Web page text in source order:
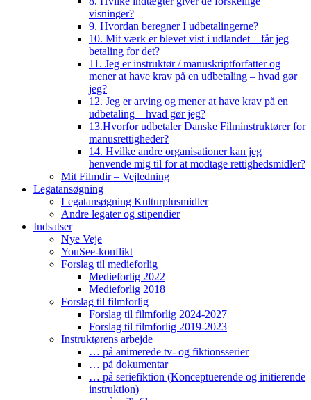
visninger?
9. Hvordan beregner I udbetalingerne?
10. Mit værk er blevet vist i udlandet – får jeg
betaling for det?
11. Jeg er instruktør / manuskriptforfatter og
mener at have krav på en udbetaling – hvad gør
jeg?
12. Jeg er arving og mener at have krav på en
udbetaling – hvad gør jeg?
13.Hvorfor udbetaler Danske Filminstruktører for
manusrettigheder?
14. Hvilke andre organisationer kan jeg
henvende mig til for at modtage rettighedsmidler?
Mit Filmdir – Vejledning
Legatansøgning
Legatansøgning Kulturplusmidler
Andre legater og stipendier
Indsatser
Nye Veje
YouSee-konflikt
Forslag til medieforlig
Medieforlig 2022
Medieforlig 2018
Forslag til filmforlig
Forslag til filmforlig 2024-2027
Forslag til filmforlig 2019-2023
Instruktørens arbejde
… på animerede tv- og fiktionsserier
… på dokumentar
… på seriefiktion (Konceptuerende og initierende
instruktion)